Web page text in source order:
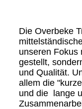
Die Overbeke
unseren Fokus
gestellt,
und Qualität.
allem die
und die lange